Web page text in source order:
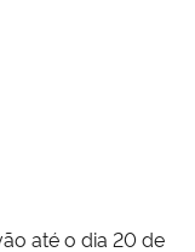
até o dia 20 de